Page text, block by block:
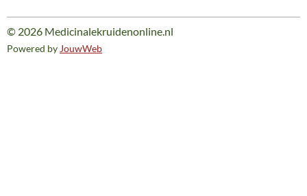
© 2026 Medicinalekruidenonline.nl
Powered by JouwWeb